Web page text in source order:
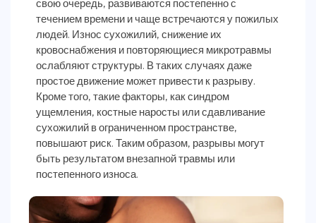
свою очередь, развиваются постепенно с
течением времени и чаще встречаются у пожилых
людей. Износ сухожилий, снижение их
кровоснабжения и повторяющиеся микротравмы
ослабляют структуры. В таких случаях даже
простое движение может привести к разрыву.
Кроме того, такие факторы, как синдром
ущемления, костные наросты или сдавливание
сухожилий в ограниченном пространстве,
повышают риск. Таким образом, разрывы могут
быть результатом внезапной травмы или
постепенного износа.